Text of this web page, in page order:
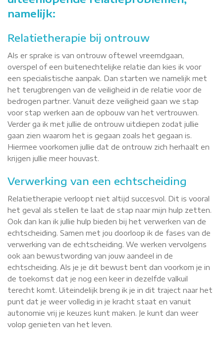
namelijk:
Relatietherapie bij ontrouw
Als er sprake is van ontrouw oftewel vreemdgaan,
overspel of een buitenechtelijke relatie dan kies ik voor
een specialistische aanpak. Dan starten we namelijk met
het terugbrengen van de veiligheid in de relatie voor de
bedrogen partner. Vanuit deze veiligheid gaan we stap
voor stap werken aan de opbouw van het vertrouwen.
Verder ga ik met jullie de ontrouw uitdiepen zodat jullie
gaan zien waarom het is gegaan zoals het gegaan is.
Hiermee voorkomen jullie dat de ontrouw zich herhaalt en
krijgen jullie meer houvast.
Verwerking van een echtscheiding
Relatietherapie verloopt niet altijd succesvol. Dit is vooral
het geval als stellen te laat de stap naar mijn hulp zetten.
Ook dan kan ik jullie hulp bieden bij het verwerken van de
echtscheiding. Samen met jou doorloop ik de fases van de
verwerking van de echtscheiding. We werken vervolgens
ook aan bewustwording van jouw aandeel in de
echtscheiding. Als je je dit bewust bent dan voorkom je in
de toekomst dat je nog een keer in dezelfde valkuil
terecht komt. Uiteindelijk breng ik je in dit traject naar het
punt dat je weer volledig in je kracht staat en vanuit
autonomie vrij je keuzes kunt maken. Je kunt dan weer
volop genieten van het leven.